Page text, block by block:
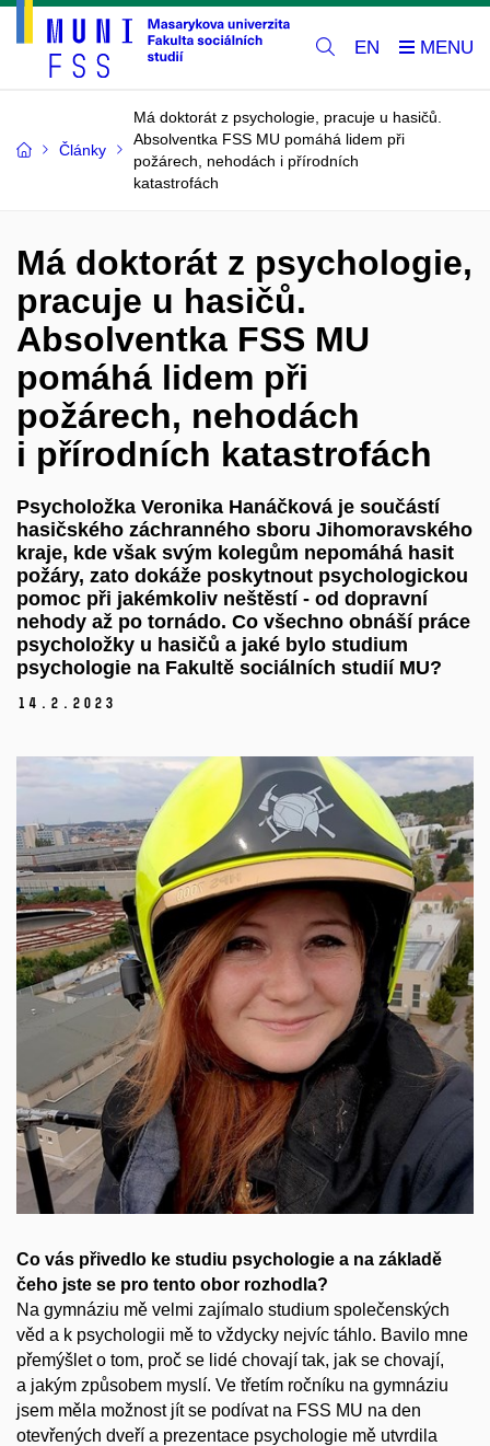
EN
Články
Má doktorát z psychologie, pracuje u hasičů.
Absolventka FSS MU pomáhá lidem při
požárech, nehodách i přírodních
katastrofách
Má doktorát z psychologie,
pracuje u hasičů.
Absolventka FSS MU
pomáhá lidem při
požárech, nehodách
i přírodních katastrofách
Psycholožka Veronika Hanáčková je součástí
hasičského záchranného sboru Jihomoravského
kraje, kde však svým kolegům nepomáhá hasit
požáry, zato dokáže poskytnout psychologickou
pomoc při jakémkoliv neštěstí - od dopravní
nehody až po tornádo. Co všechno obnáší práce
psycholožky u hasičů a jaké bylo studium
psychologie na Fakultě sociálních studií MU?
14. 2. 2023
Co vás přivedlo ke studiu psychologie a na základě
čeho jste se pro tento obor rozhodla?
Na gymnáziu mě velmi zajímalo studium společenských
věd a k psychologii mě to vždycky nejvíc táhlo. Bavilo mne
přemýšlet o tom, proč se lidé chovají tak, jak se chovají,
a jakým způsobem myslí. Ve třetím ročníku na gymnáziu
jsem měla možnost jít se podívat na FSS MU na den
otevřených dveří a prezentace psychologie mě utvrdila